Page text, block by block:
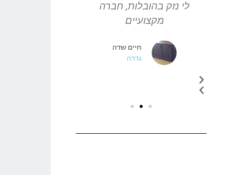
לי נזק בהובלות, חברה
מקצועיים
חיים שדה
גדרה